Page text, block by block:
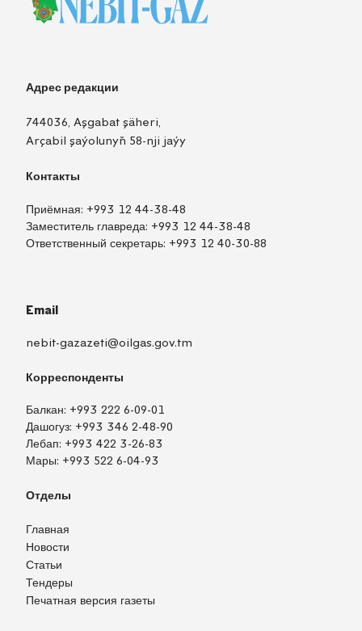
Адрес редакции
744036, Aşgabat şäheri,
Arçabil şaýolunyň 58-nji jaýy
Контакты
Приёмная: +993 12 44-38-48
Заместитель главреда: +993 12 44-38-48
Ответственный секретарь: +993 12 40-30-88
Email
nebit-gazazeti@oilgas.gov.tm
Корреспонденты
Балкан: +993 222 6-09-01
Дашогуз: +993 346 2-48-90
Лебап: +993 422 3-26-83
Мары: +993 522 6-04-93
Отделы
Главная
Новости
Статьи
Тендеры
Печатная версия газеты